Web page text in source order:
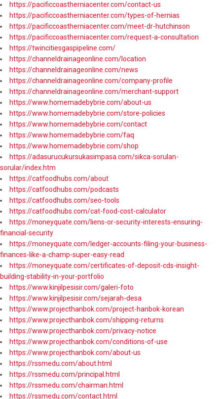
https://pacificcoastherniacenter.com/contact-us
https://pacificcoastherniacenter.com/types-of-hernias
https://pacificcoastherniacenter.com/meet-dr-hutchinson
https://pacificcoastherniacenter.com/request-a-consultation
https://twincitiesgaspipeline.com/
https://channeldrainageonline.com/location
https://channeldrainageonline.com/news
https://channeldrainageonline.com/company-profile
https://channeldrainageonline.com/merchant-support
https://www.homemadebybrie.com/about-us
https://www.homemadebybrie.com/store-policies
https://www.homemadebybrie.com/contact
https://www.homemadebybrie.com/faq
https://www.homemadebybrie.com/shop
https://adasurucukursukasimpasa.com/sikca-sorulan-
sorular/index.htm
https://catfoodhubs.com/about
https://catfoodhubs.com/podcasts
https://catfoodhubs.com/seo-tools
https://catfoodhubs.com/cat-food-cost-calculator
https://moneyquate.com/liens-or-security-interests-ensuring-
financial-security
https://moneyquate.com/ledger-accounts-filing-your-business-
finances-like-a-champ-super-easy-read
https://moneyquate.com/certificates-of-deposit-cds-insight-
building-stability-in-your-portfolio
https://www.kinjilpesisir.com/galeri-foto
https://www.kinjilpesisir.com/sejarah-desa
https://www.projecthanbok.com/project-hanbok-korean
https://www.projecthanbok.com/shipping-returns
https://www.projecthanbok.com/privacy-notice
https://www.projecthanbok.com/conditions-of-use
https://www.projecthanbok.com/about-us
https://rssmedu.com/about.html
https://rssmedu.com/principal.html
https://rssmedu.com/chairman.html
https://rssmedu.com/contact.html